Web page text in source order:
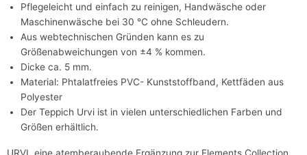
Pflegeleicht und einfach zu reinigen, Handwäsche oder
Maschinenwäsche bei 30 °C ohne Schleudern.
Aus webtechnischen Gründen kann es zu
Größenabweichungen von ±4 % kommen.
Dicke ca. 5 mm.
Material: Phtalatfreies PVC- Kunststoffband, Kettfäden aus
Polyester
Der Teppich Urvi ist in vielen unterschiedlichen Farben und
Größen erhältlich.
URVI, eine atemberaubende Ergänzung zur Elements Collection,